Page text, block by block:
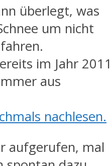
überlegt, was
um nicht
im Jahr 2011
aus
nachlesen.
aufgerufen, mal